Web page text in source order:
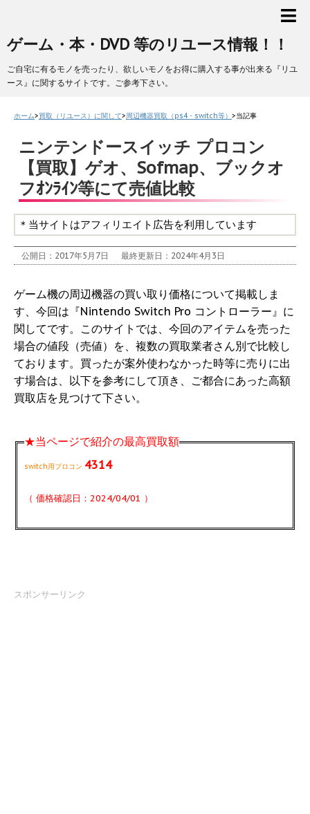
ゲーム・本・DVD 等のリユース情報！！
ご自宅に有るモノを売ったり、欲しいモノをお得に購入する事が出来る『リユ
ース』に関するサイトです。ご参考下さい。
ホーム>買取（リユース）に関して>周辺機器買取（ps4・switch等） >当記事
ニンテンドースイッチ プロコン
【買取】ゲオ、Sofmap、ブックオ
フｵﾝﾗｲﾝ等にて売値比較
＊当サイトはアフィリエイト広告を利用しています
公開日：2017年5月7日 最終更新日：2024年4月3日
ゲーム機の周辺機器の買い取り価格について掲載しま
す、今回は『Nintendo Switch Pro コントローラー』に
関してです。このサイトでは、今回のアイテムを売った
場合の値段（売値）を、複数の買取業者さん別で比較し
ております。買ったが案外使わなかった時等に売りに出
す場合は、以下を参考にして頂き、ご都合にあった高額
買取店を見つけて下さい。
★当ページで紹介の最高買取額
switch用プロコン 4314
（ 価格確認日：2024/04/01 ）
スポンサーリンク